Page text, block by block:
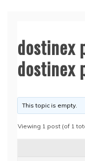
dostinex
dostinex
This topic is empty.
Viewing 1 post (of 1